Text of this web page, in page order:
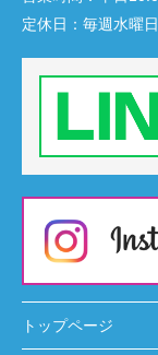
定休日： 毎週水曜日
トップページ